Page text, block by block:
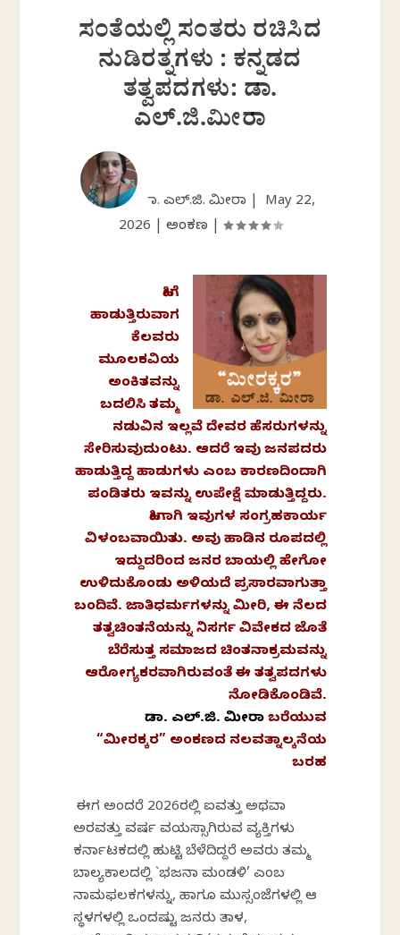
ಸಂತೆಯಲ್ಲಿ ಸಂತರು ರಚಿಸಿದ
ನುಡಿರತ್ನಗಳು : ಕನ್ನಡದ
ತತ್ವಪದಗಳು: ಡಾ.
ಎಲ್.ಜಿ.ಮೀರಾ
ಡಾ. ಎಲ್.ಜಿ. ಮೀರಾ | May 22,
2026
ಅಂಕಣ
ಹೀಗೆ
ಹಾಡುತ್ತಿರುವಾಗ
ಕೆಲವರು
ಮೂಲಕವಿಯ
ಅಂಕಿತವನ್ನು
ಬದಲಿಸಿ ತಮ್ಮ
ನಡುವಿನ ಇಲ್ಲವೆ ದೇವರ ಹೆಸರುಗಳನ್ನು
ಸೇರಿಸುವುದುಂಟು. ಆದರೆ ಇವು ಜನಪದರು
ಹಾಡುತ್ತಿದ್ದ ಹಾಡುಗಳು ಎಂಬ ಕಾರಣದಿಂದಾಗಿ
ಪಂಡಿತರು ಇವನ್ನು ಉಪೇಕ್ಷೆ ಮಾಡುತ್ತಿದ್ದರು.
ಹೀಗಾಗಿ ಇವುಗಳ ಸಂಗ್ರಹಕಾರ್ಯ
ವಿಳಂಬವಾಯಿತು. ಅವು ಹಾಡಿನ ರೂಪದಲ್ಲಿ
ಇದ್ದುದರಿಂದ ಜನರ ಬಾಯಲ್ಲಿ ಹೇಗೋ
ಉಳಿದುಕೊಂಡು ಅಳಿಯದೆ ಪ್ರಸಾರವಾಗುತ್ತಾ
ಬಂದಿವೆ. ಜಾತಿಧರ್ಮಗಳನ್ನು ಮೀರಿ, ಈ ನೆಲದ
ತತ್ವಚಿಂತನೆಯನ್ನು ನಿಸರ್ಗ ವಿವೇಕದ ಜೊತೆ
ಬೆರೆಸುತ್ತ ಸಮಾಜದ ಚಿಂತನಾಕ್ರಮವನ್ನು
ಆರೋಗ್ಯಕರವಾಗಿರುವಂತೆ ಈ ತತ್ವಪದಗಳು
ನೋಡಿಕೊಂಡಿವೆ.
ಡಾ. ಎಲ್.ಜಿ. ಮೀರಾ ಬರೆಯುವ
“ಮೀರಕ್ಕರ” ಅಂಕಣದ ನಲವತ್ನಾಲ್ಕನೆಯ
ಬರಹ
ಈಗ ಅಂದರೆ 2026ರಲ್ಲಿ ಐವತ್ತು ಅಥವಾ
ಅರವತ್ತು ವರ್ಷ ವಯಸ್ಸಾಗಿರುವ ವ್ಯಕ್ತಿಗಳು
ಕರ್ನಾಟಕದಲ್ಲಿ ಹುಟ್ಟಿ ಬೆಳೆದಿದ್ದರೆ ಅವರು ತಮ್ಮ
ಬಾಲ್ಯಕಾಲದಲ್ಲಿ `ಭಜನಾ ಮಂಡಳಿ’ ಎಂಬ
ನಾಮಫಲಕಗಳನ್ನು, ಹಾಗೂ ಮುಸ್ಸಂಜೆಗಳಲ್ಲಿ ಆ
ಸ್ಥಳಗಳಲ್ಲಿ ಒಂದಷ್ಟು ಜನರು ತಾಳ,